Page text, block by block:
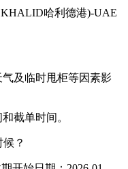
KHALID哈利德港)-UAE
及临时甩柜等因素影
截单时间。
？